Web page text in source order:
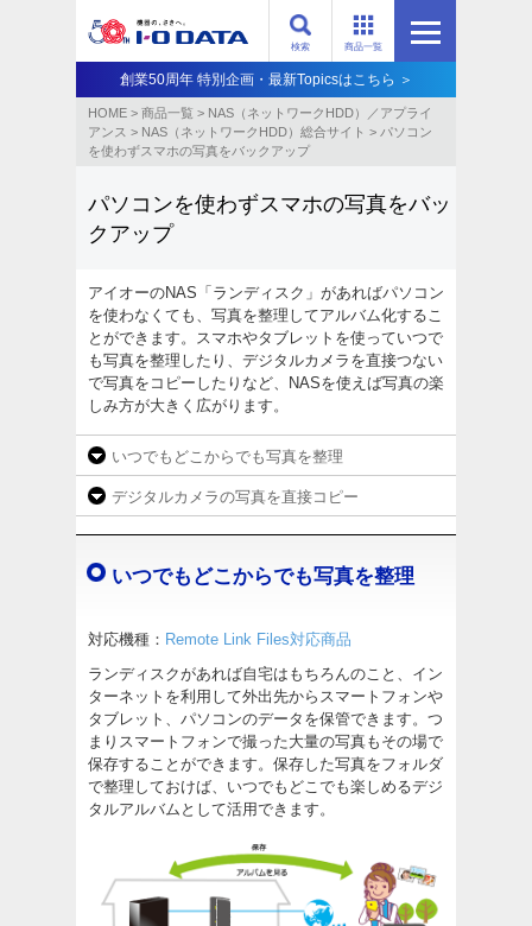
商品一覧
検索
創業50周年 特別企画・最新Topicsはこちら ＞
HOME > 商品一覧 > NAS（ネットワークHDD）／アプライ
アンス​ > NAS（ネットワークHDD）総合サイト​ > パソコン
を使わずスマホの写真をバックアップ
パソコンを使わずスマホの写真をバッ
クアップ
アイオーのNAS「ランディスク」があればパソコン
を使わなくても、写真を整理してアルバム化するこ
とができます。スマホやタブレットを使っていつで
も写真を整理したり、デジタルカメラを直接つない
で写真をコピーしたりなど、NASを使えば写真の楽
しみ方が大きく広がります。
いつでもどこからでも写真を整理
デジタルカメラの写真を直接コピー
いつでもどこからでも写真を整理
対応機種： Remote Link Files対応商品
ランディスクがあれば自宅はもちろんのこと、イン
ターネットを利用して外出先からスマートフォンや
タブレット、パソコンのデータを保管できます。つ
まりスマートフォンで撮った大量の写真もその場で
保存することができます。保存した写真をフォルダ
で整理しておけば、いつでもどこでも楽しめるデジ
タルアルバムとして活用できます。